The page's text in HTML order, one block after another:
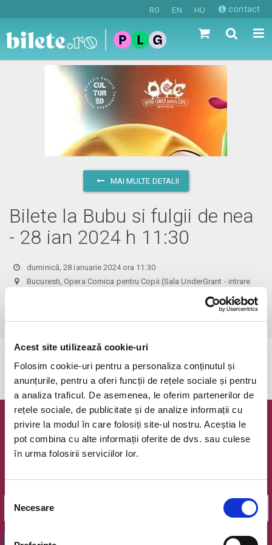
Acest site utilizează cookie-uri
Folosim cookie-uri pentru a personaliza conținutul și
anunțurile, pentru a oferi funcții de rețele sociale și pentru
a analiza traficul. De asemenea, le oferim partenerilor de
rețele sociale, de publicitate și de analize informații cu
privire la modul în care folosiți site-ul nostru. Aceștia le
pot combina cu alte informații oferite de dvs. sau culese
în urma folosirii serviciilor lor.
Selecția
consimțământului
Necesare
RO EN HU contact
MAI MULTE DETALII
Bilete la Bubu si fulgii de nea
- 28 ian 2024 h 11:30
duminică, 28 ianuarie 2024 ora 11:30
Bucuresti, Opera Comica pentru Copii (Sala UnderGrant - intrare
Newsletter @ Bilete.ro
Oferte exclusive si o editie saptamanala cu cele mai noi
OK